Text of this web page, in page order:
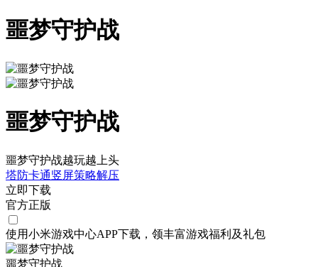
噩梦守护战
噩梦守护战
噩梦守护战越玩越上头
塔防卡通竖屏策略解压
立即下载
官方正版
使用小米游戏中心APP下载 ，领丰富游戏福利 及礼包
噩梦守护战